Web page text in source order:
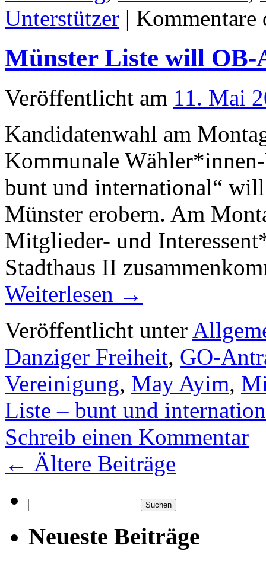
Unterstützer | Kommentare
Münster Liste will OB-
Veröffentlicht am 11. Mai
Kandidatenwahl am
Kommunale
bunt und international“
Münster erobern. Am
Mitglieder- und
Stadthaus II
Weiterlesen →
Veröffentlicht unter
Danziger Freiheit, GO-
Vereinigung, May Ayim,
Liste – bunt und
Schreib einen Kommentar
← Ältere Beiträge
nach:
Neueste Beiträge